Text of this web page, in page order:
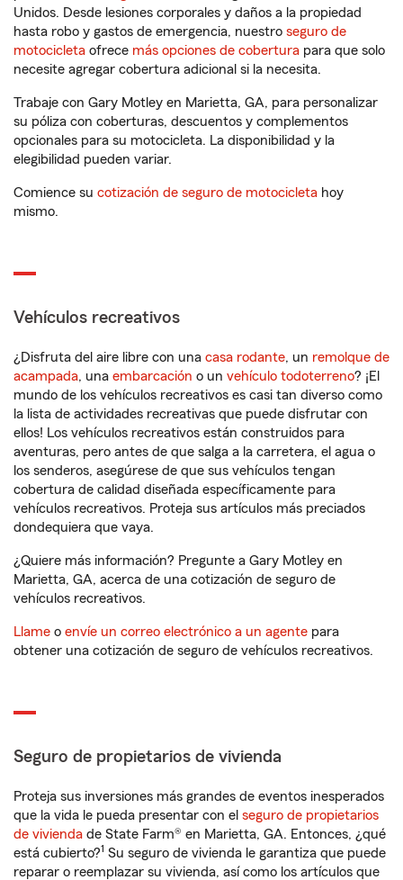
Unidos. Desde lesiones corporales y daños a la propiedad
hasta robo y gastos de emergencia, nuestro seguro de
motocicleta ofrece más opciones de cobertura para que solo
necesite agregar cobertura adicional si la necesita.
Trabaje con Gary Motley en Marietta, GA, para personalizar
su póliza con coberturas, descuentos y complementos
opcionales para su motocicleta. La disponibilidad y la
elegibilidad pueden variar.
Comience su cotización de seguro de motocicleta hoy
mismo.
Vehículos recreativos
¿Disfruta del aire libre con una casa rodante, un remolque de
acampada, una embarcación o un vehículo todoterreno? ¡El
mundo de los vehículos recreativos es casi tan diverso como
la lista de actividades recreativas que puede disfrutar con
ellos! Los vehículos recreativos están construidos para
aventuras, pero antes de que salga a la carretera, el agua o
los senderos, asegúrese de que sus vehículos tengan
cobertura de calidad diseñada específicamente para
vehículos recreativos. Proteja sus artículos más preciados
dondequiera que vaya.
¿Quiere más información? Pregunte a Gary Motley en
Marietta, GA, acerca de una cotización de seguro de
vehículos recreativos.
Llame o envíe un correo electrónico a un agente para
obtener una cotización de seguro de vehículos recreativos.
Seguro de propietarios de vivienda
Proteja sus inversiones más grandes de eventos inesperados
que la vida le pueda presentar con el seguro de propietarios
de vivienda de State Farm® en Marietta, GA. Entonces, ¿qué
está cubierto?1 Su seguro de vivienda le garantiza que puede
reparar o reemplazar su vivienda, así como los artículos que